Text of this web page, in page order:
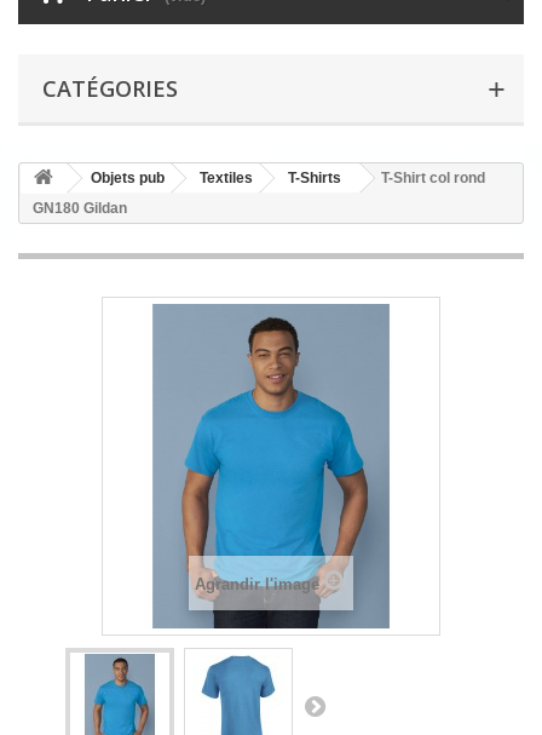
CATÉGORIES
Objets pub Textiles T-Shirts
T-Shirt col rond
GN180 Gildan
Agrandir l'image